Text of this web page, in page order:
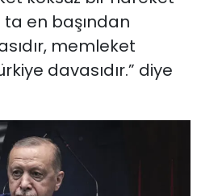
en başından
memleket
davasıdır.” diye